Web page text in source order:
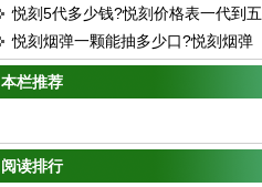
悦刻5代多少钱?悦刻价格表一代到五
代
悦刻烟弹一颗能抽多少口?悦刻烟弹
可以用多长时间?
本栏推荐
阅读排行